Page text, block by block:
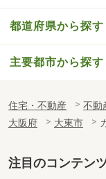
都道府県から探す
主要都市から探す
住宅・不動産 不動
大阪府
大東市
注目のコンテン